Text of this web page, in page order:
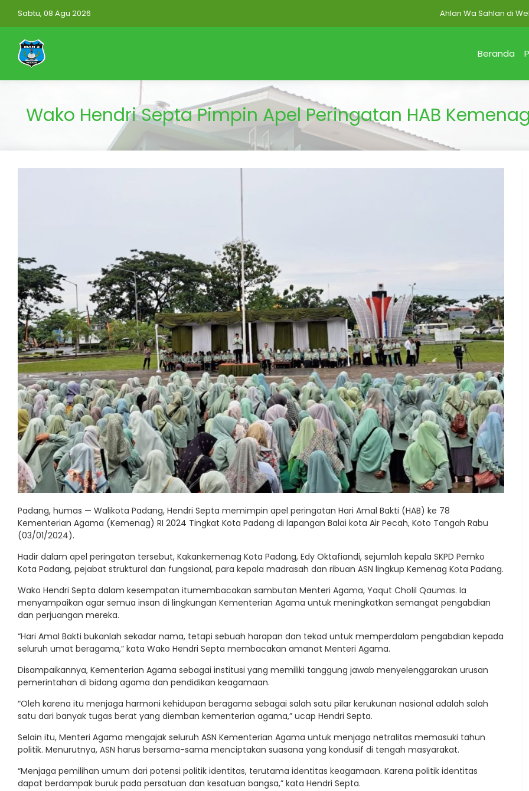
Sabtu, 08 Agu 2026 Ahlan Wa Sahlan di Website
Beranda
Wako Hendri Septa Pimpin Apel Peringatan HAB
Padang, humas — Walikota Padang, Hendri Septa memimpin apel peringatan Hari Amal Bakti (HAB) ke 78
Kementerian Agama (Kemenag) RI 2024 Tingkat Kota Padang di lapangan Balai kota Air Pecah, Koto Tangah Rabu
(03/01/2024).
Hadir dalam apel peringatan tersebut, Kakankemenag Kota Padang, Edy Oktafiandi, sejumlah kepala SKPD Pemko
Kota Padang, pejabat struktural dan fungsional, para kepala madrasah dan ribuan ASN lingkup Kemenag Kota Padang.
Wako Hendri Septa dalam kesempatan itumembacakan sambutan Menteri Agama, Yaqut Cholil Qaumas. Ia
menyampaikan agar semua insan di lingkungan Kementerian Agama untuk meningkatkan semangat pengabdian
dan perjuangan mereka.
“Hari Amal Bakti bukanlah sekadar nama, tetapi sebuah harapan dan tekad untuk memperdalam pengabdian kepada
seluruh umat beragama,” kata Wako Hendri Septa membacakan amanat Menteri Agama.
Disampaikannya, Kementerian Agama sebagai institusi yang memiliki tanggung jawab menyelenggarakan urusan
pemerintahan di bidang agama dan pendidikan keagamaan.
“Oleh karena itu menjaga harmoni kehidupan beragama sebagai salah satu pilar kerukunan nasional adalah salah
satu dari banyak tugas berat yang diemban kementerian agama,” ucap Hendri Septa.
Selain itu, Menteri Agama mengajak seluruh ASN Kementerian Agama untuk menjaga netralitas memasuki tahun
politik. Menurutnya, ASN harus bersama-sama menciptakan suasana yang kondusif di tengah masyarakat.
“Menjaga pemilihan umum dari potensi politik identitas, terutama identitas keagamaan. Karena politik identitas
dapat berdampak buruk pada persatuan dan kesatuan bangsa,” kata Hendri Septa.